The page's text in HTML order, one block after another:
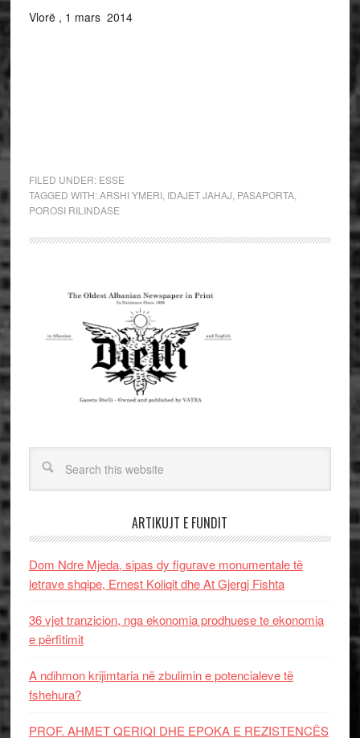
Vlorë , 1 mars 2014
FILED UNDER: ESSE
TAGGED WITH:ARSHI YMERI, IDAJET JAHAJ PASAPORTA,
POROSI RILINDASE
ARTIKUJT E FUNDIT
Dom Ndre Mjeda, sipas dy figurave monumentale të
letrave shqipe, Ernest Koliqit dhe At Gjergj Fishta
36 vjet tranzicion, nga ekonomia prodhuese te ekonomia
e përfitimit
A ndihmon krijimtaria në zbulimin e potencialeve të
fshehura?
PROF. AHMET QERIQI DHE EPOKA E REZISTENCЁS